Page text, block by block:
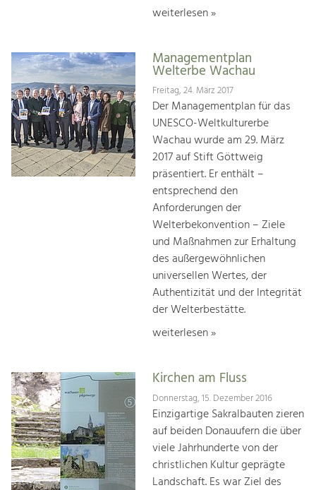
weiterlesen »
Managementplan
Welterbe Wachau
Freitag, 24. März 2017
Der Managementplan für das
UNESCO-Weltkulturerbe
Wachau wurde am 29. März
2017 auf Stift Göttweig
präsentiert. Er enthält –
entsprechend den
Anforderungen der
Welterbekonvention – Ziele
und Maßnahmen zur Erhaltung
des außergewöhnlichen
universellen Wertes, der
Authentizität und der Integrität
der Welterbestätte.
weiterlesen »
Kirchen am Fluss
Donnerstag, 15. Dezember 2016
Einzigartige Sakralbauten zieren
auf beiden Donauufern die über
viele Jahrhunderte von der
christlichen Kultur geprägte
Landschaft. Es war Ziel des